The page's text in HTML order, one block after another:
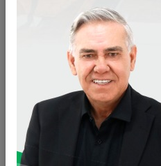
Arquivos
CD-012-23-Prstacao-de-
clinico.doc